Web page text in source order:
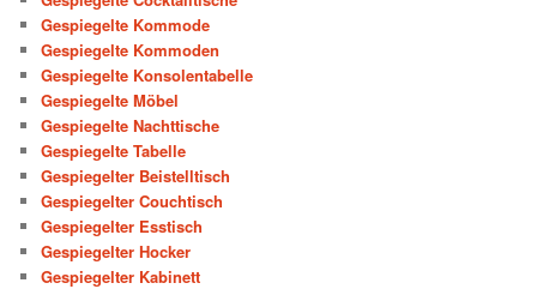
Gespiegelte Kommode
Gespiegelte Kommoden
Gespiegelte Konsolentabelle
Gespiegelte Möbel
Gespiegelte Nachttische
Gespiegelte Tabelle
Gespiegelter Beistelltisch
Gespiegelter Couchtisch
Gespiegelter Esstisch
Gespiegelter Hocker
Gespiegelter Kabinett